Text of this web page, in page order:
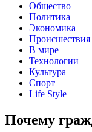
Общество
Политика
Экономика
Происшествия
В мире
Технологии
Культура
Спорт
Life Style
Почему